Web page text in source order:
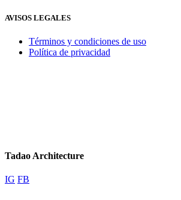
AVISOS LEGALES
Términos y condiciones de uso
Política de privacidad
Tadao Architecture
IG FB